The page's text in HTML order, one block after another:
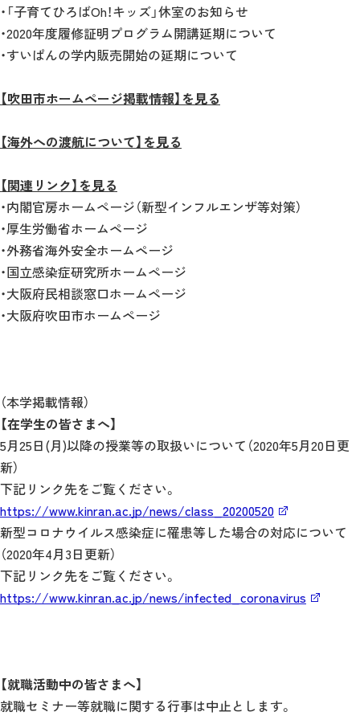
・「子育てひろばOh！キッズ」休室のお知らせ
・2020年度履修証明プログラム開講延期について
・すいぱんの学内販売開始の延期について
【吹田市ホームページ掲載情報】を見る
【海外への渡航について】を見る
【関連リンク】を見る
・内閣官房ホームページ（新型インフルエンザ等対策）
・厚生労働省ホームページ
・外務省海外安全ホームページ
・国立感染症研究所ホームページ
・大阪府民相談窓口ホームページ
・大阪府吹田市ホームページ
（本学掲載情報）
【在学生の皆さまへ】
5月25日(月)以降の授業等の取扱いについて（2020年5月20日更
新）
下記リンク先をご覧ください。
https://www.kinran.ac.jp/news/class_20200520
新型コロナウイルス感染症に罹患等した場合の対応について
（2020年4月3日更新）
下記リンク先をご覧ください。
https://www.kinran.ac.jp/news/infected_coronavirus
【就職活動中の皆さまへ】
就職セミナー等就職に関する行事は中止とします。